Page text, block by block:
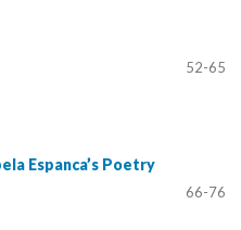
52-65
Espanca’s Poetry
66-76